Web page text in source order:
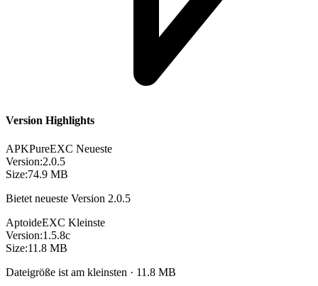
Version Highlights
APKPureEXC Neueste
Version:2.0.5
Size:74.9 MB
Bietet neueste Version 2.0.5
AptoideEXC Kleinste
Version:1.5.8c
Size:11.8 MB
Dateigröße ist am kleinsten · 11.8 MB